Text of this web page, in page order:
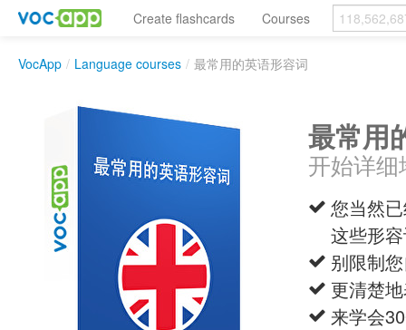
Create flashcards Courses
VocApp / Language courses / 最常用的英语形容词
最常用
开始详
您当然
这些形
别限制
更清楚
来学会